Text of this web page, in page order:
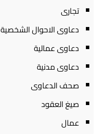
تجارى
دعاوى الاحوال الشخصية
دعاوى عمالية
دعاوى مدنية
صحف الدعاوى
صيغ العقود
عمال